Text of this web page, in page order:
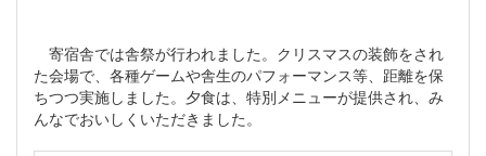
寄宿舎では舎祭が行われました。クリスマスの装飾をされ
た会場で、各種ゲームや舎生のパフォーマンス等、距離を保
ちつつ実施しました。夕食は、特別メニューが提供され、み
んなでおいしくいただきました。